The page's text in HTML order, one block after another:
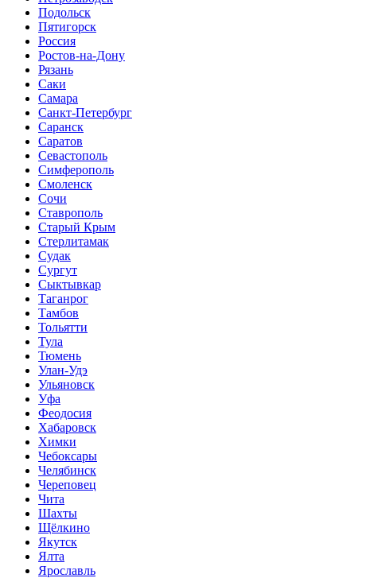
Подольск
Пятигорск
Россия
Ростов-на-Дону
Рязань
Саки
Самара
Санкт-Петербург
Саранск
Саратов
Севастополь
Симферополь
Смоленск
Сочи
Ставрополь
Старый Крым
Стерлитамак
Судак
Сургут
Сыктывкар
Таганрог
Тамбов
Тольятти
Тула
Тюмень
Улан-Удэ
Ульяновск
Уфа
Феодосия
Хабаровск
Химки
Чебоксары
Челябинск
Череповец
Чита
Шахты
Щёлкино
Якутск
Ялта
Ярославль